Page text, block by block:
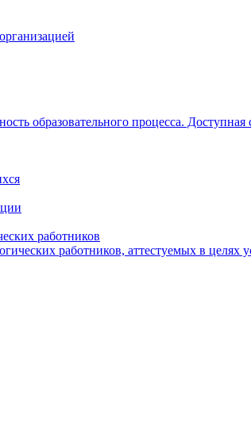
образовательного процесса. Доступная
работников
работников, аттестуемых в